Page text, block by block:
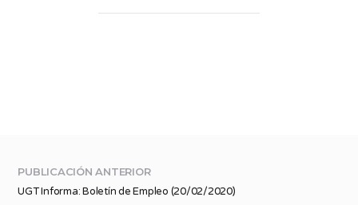
PUBLICACIÓN ANTERIOR
UGT Informa: Boletín de Empleo (20/02/2020)